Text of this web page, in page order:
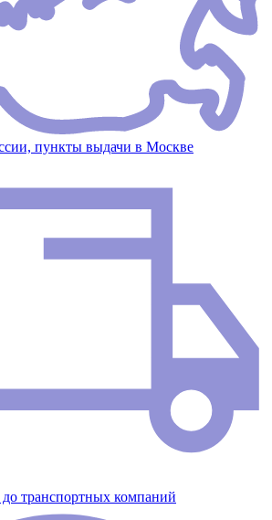
пункты выдачи в Москве
до транспортных компаний